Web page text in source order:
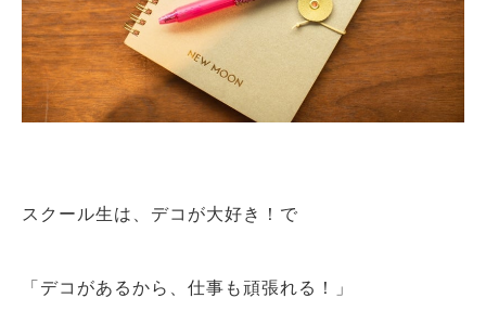
スクール生は、デコが大好き！で
「デコがあるから、仕事も頑張れる！」